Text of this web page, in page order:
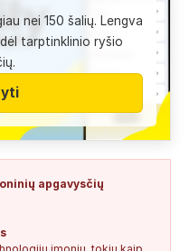
konsultavausi ne karta
2
paslėptas] ir siūlo
nei 150 šalių. Lengva
tarptinklinio ryšio
apgavysčių